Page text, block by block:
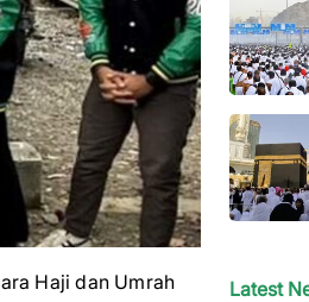
Haji dan Umrah
Latest